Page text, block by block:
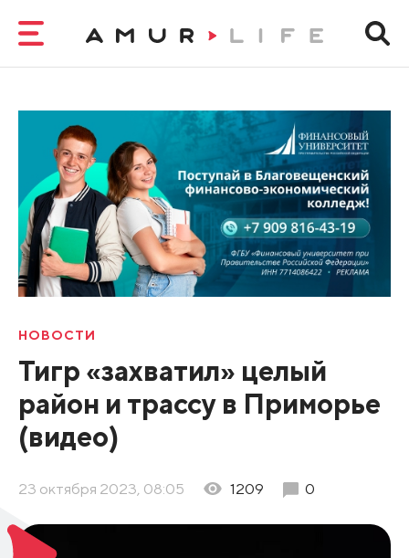
НОВОСТИ
Тигр «захватил» целый
район и трассу в Приморье
(видео)
23 октября 2023, 08:05 1209 0